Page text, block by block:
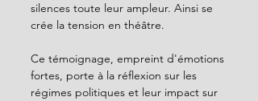
silences toute leur ampleur. Ainsi se
crée la tension en théâtre.
Ce témoignage, empreint d'émotions
fortes, porte à la réflexion sur les
régimes politiques et leur impact sur